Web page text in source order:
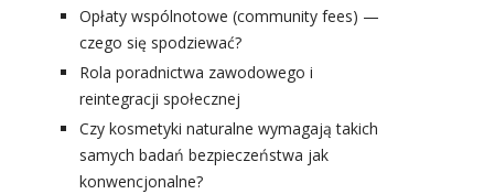
Opłaty wspólnotowe (community fees) —
czego się spodziewać?
Rola poradnictwa zawodowego i
reintegracji społecznej
Czy kosmetyki naturalne wymagają takich
samych badań bezpieczeństwa jak
konwencjonalne?